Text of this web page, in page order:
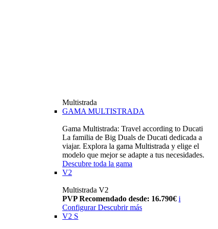
Multistrada
GAMA MULTISTRADA
Gama Multistrada: Travel according to Ducati
La familia de Big Duals de Ducati dedicada a
viajar. Explora la gama Multistrada y elige el
modelo que mejor se adapte a tus necesidades.
Descubre toda la gama
V2
Multistrada V2
PVP Recomendado desde: 16.790€ i
Configurar Descubrir más
V2 S